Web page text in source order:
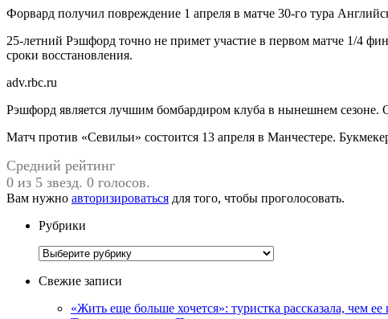
Форвард получил повреждение 1 апреля в матче 30-го тура
25-летний Рэшфорд точно не примет участие в первом матче 1/4
сроки восстановления.
adv.rbc.ru
Рэшфорд является лучшим бомбардиром клуба в нынешнем сезоне.
Матч против «Севильи» состоится 13 апреля в Манчестере.
Средний рейтинг
0 из 5 звезд. 0 голосов.
Вам нужно авторизироваться для того, чтобы проголосовать.
Рубрики
Рубрики
Свежие записи
«Жить еще больше хочется»: туристка рассказала, чем